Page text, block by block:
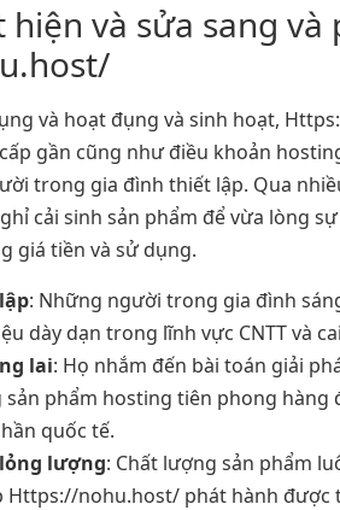
hiện và sửa sang
và hoạt đụng và sinh hoạt,
gần cũng như điều khoản
trong gia đình thiết lập. Qua
cải sinh sản phẩm để vừa lòng
giá tiền và sử dụng.
: Những người trong gia đình
dày dạn trong lĩnh vực CNTT và
lai: Họ nhắm đến bài toán giải
sản phẩm hosting tiên phong
quốc tế.
lượng: Chất lượng sản phẩm
Https://nohu.host/ phát hành